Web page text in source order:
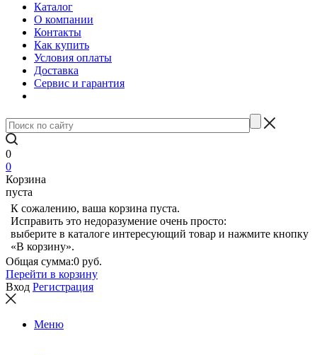
Каталог
О компании
Контакты
Как купить
Условия оплаты
Доставка
Сервис и гарантия
0
0
Корзина
пуста
К сожалению, ваша корзина пуста.
Исправить это недоразумение очень просто:
выберите в каталоге интересующий товар и нажмите кнопку
«В корзину».
Общая сумма:0 руб.
Перейти в корзину
Вход Регистрация
Меню